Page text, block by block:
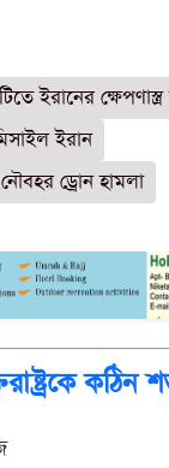
ইরানের
ইরান
ড্রোন হামলা
কঠিন